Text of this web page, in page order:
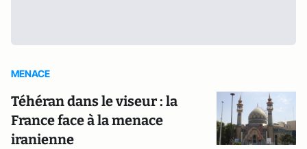
MENACE
Téhéran dans le viseur : la
France face à la menace
iranienne